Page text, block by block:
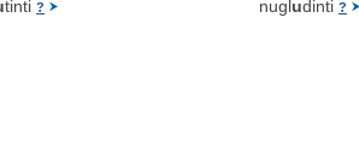
tinti ? nugludinti ?